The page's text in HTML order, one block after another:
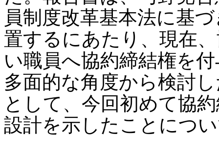
員制度改革基本法に基
置するにあたり、現在
い職員へ協約締結権を
多面的な角度から検討
として、今回初めて協
設計を示したことにつ